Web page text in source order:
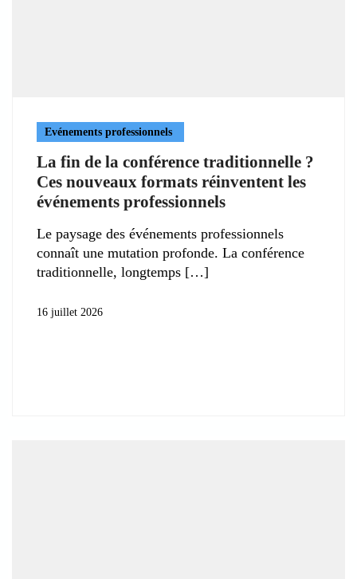
Evénements professionnels
La fin de la conférence traditionnelle ?
Ces nouveaux formats réinventent les
événements professionnels
Le paysage des événements professionnels
connaît une mutation profonde. La conférence
traditionnelle, longtemps
16 juillet 2026